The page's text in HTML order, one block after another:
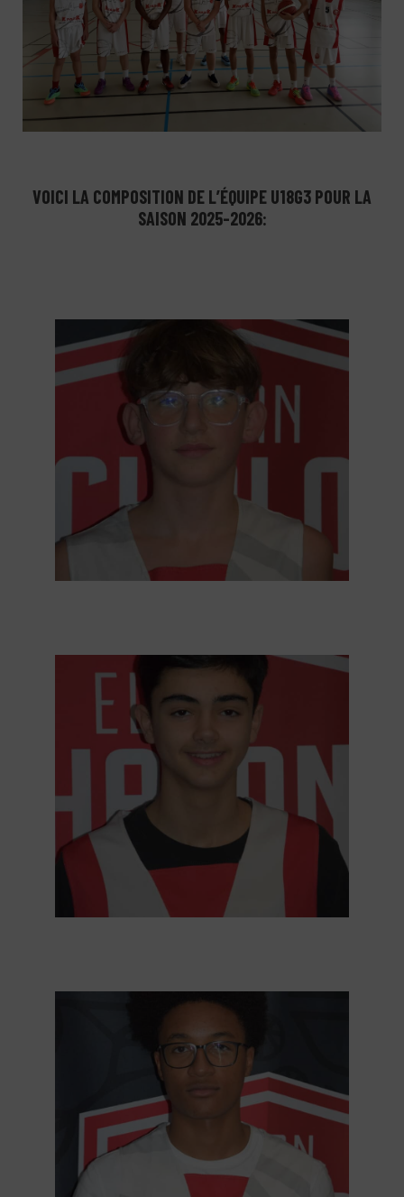
VOICI LA COMPOSITION DE L’ÉQUIPE U18G3 POUR LA
SAISON 2025-2026: